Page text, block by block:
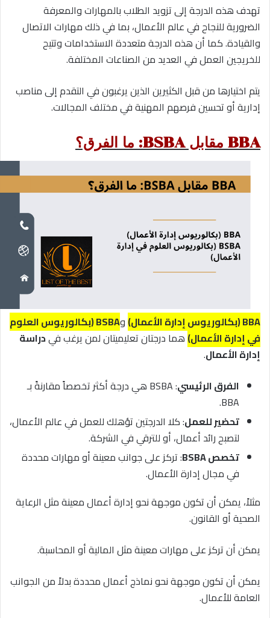
تهدف هذه الدرجة إلى تزويد الطلاب بالمهارات والمعرفة
الضرورية للنجاح في عالم الأعمال، بما في ذلك مهارات الاتصال
والقيادة. كما أن هذه الدرجة متعددة الاستخدامات وتتيح
للخريجين العمل في العديد من الصناعات المختلفة.
يتم اختيارها من قبل الكثيرين الذين يرغبون في التقدم إلى مناصب
إدارية أو تحسين فرصهم المهنية في مختلف المجالات.
BBA مقابل BSBA: ما الفرق؟
BBA (بكالوريوس إدارة الأعمال) و
BSBA (بكالوريوس العلوم
في إدارة الأعمال) هما درجتان تعليميتان لمن يرغب فيدراسة
إدارة الأعمال.
الفرق الرئيسي
: BSBA هي درجة أكثر تخصصاً مقارنةً بـ
BBA.
تحضير للعمل: كلا الدرجتين تؤهلك للعمل في عالم الأعمال،
لتصبح رائد أعمال، أو للترقي في الشركة.
تخصص BSBA
: تركز على جوانب معينة أو مهارات محددة
في مجال إدارة الأعمال.
مثلاً، يمكن أن تكون موجهة نحو إدارة أعمال معينة مثل الرعاية
الصحية أو القانون.
يمكن أن تركز على مهارات معينة مثل المالية أو المحاسبة.
يمكن أن تكون موجهة نحو نماذج أعمال محددة بدلاً من الجوانب
العامة للأعمال.